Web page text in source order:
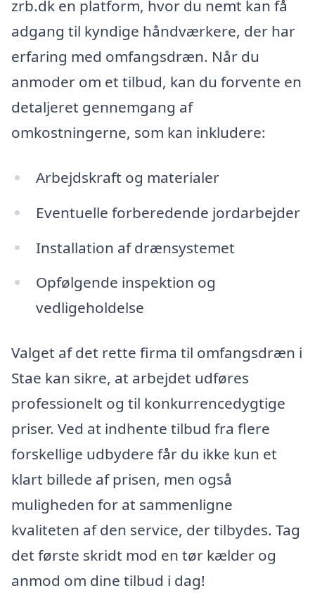
zrb.dk en platform, hvor du nemt kan få
adgang til kyndige håndværkere, der har
erfaring med omfangsdræn. Når du
anmoder om et tilbud, kan du forvente en
detaljeret gennemgang af
omkostningerne, som kan inkludere:
Arbejdskraft og materialer
Eventuelle forberedende jordarbejder
Installation af drænsystemet
Opfølgende inspektion og
vedligeholdelse
Valget af det rette firma til omfangsdræn i
Stae kan sikre, at arbejdet udføres
professionelt og til konkurrencedygtige
priser. Ved at indhente tilbud fra flere
forskellige udbydere får du ikke kun et
klart billede af prisen, men også
muligheden for at sammenligne
kvaliteten af den service, der tilbydes. Tag
det første skridt mod en tør kælder og
anmod om dine tilbud i dag!